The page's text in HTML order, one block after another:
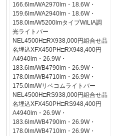
166.6lm/WA2970lm・18.6W・
159.6lm/WA2940lm・18.6W・
158.0lm/W5200lmタイプWiLIA調
光ライトバー
NEL4500H□RX938,000円組合せ品
名埋込XFX450PH□RX948,400円
A4940lm・26.9W・
183.6lm/WB4790lm・26.9W・
178.0lm/WB4710lm・26.9W・
175.0lm/Wリベコムライトバー
NEL4500H□RS938,000円組合せ品
名埋込XFX450PH□RS948,400円
A4940lm・26.9W・
183.6lm/WB4790lm・26.9W・
178.0lm/WB4710lm・26.9W・